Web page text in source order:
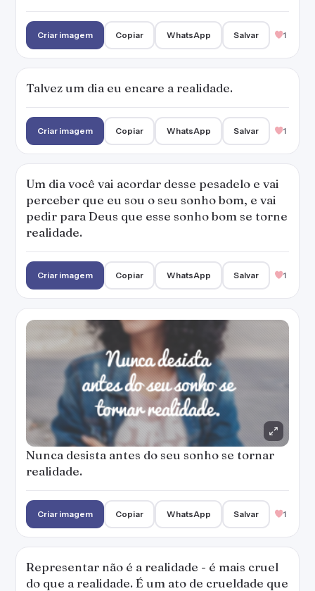
Criar imagem Copiar WhatsApp Salvar 1
Talvez um dia eu encare a realidade.
Criar imagem Copiar WhatsApp Salvar 1
Um dia você vai acordar desse pesadelo e vai
perceber que eu sou o seu sonho bom, e vai
pedir para Deus que esse sonho bom se torne
realidade.
Criar imagem Copiar WhatsApp Salvar 1
Nunca desista antes do seu sonho se tornar
realidade.
Criar imagem Copiar WhatsApp Salvar 1
Representar não é a realidade - é mais cruel
do que a realidade. É um ato de crueldade que